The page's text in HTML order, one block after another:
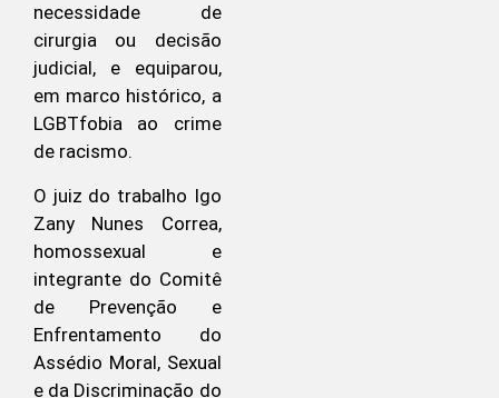
necessidade de
cirurgia ou decisão
judicial, e equiparou,
em marco histórico, a
LGBTfobia ao crime
de racismo.
O juiz do trabalho Igo
Zany Nunes Correa,
homossexual e
integrante do Comitê
de Prevenção e
Enfrentamento do
Assédio Moral, Sexual
e da Discriminação do